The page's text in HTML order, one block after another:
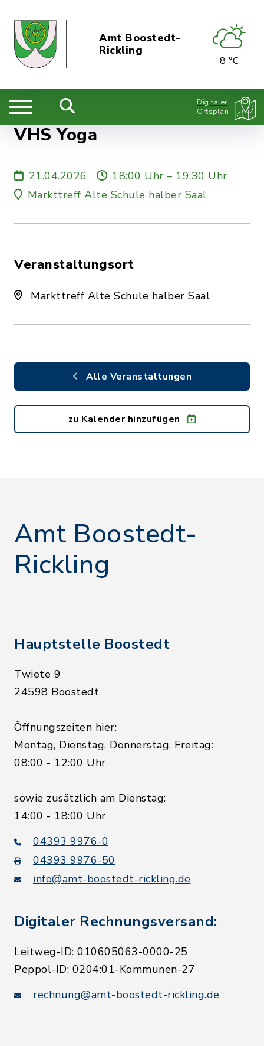
Amt Boostedt-
Rickling
8 °C
Digitaler
Ortsplan
VHS Yoga
21.04.2026
18:00 Uhr – 19:30 Uhr
Markttreff Alte Schule halber Saal
Veranstaltungsort
Markttreff Alte Schule halber Saal
Alle Veranstaltungen
zu Kalender hinzufügen
Amt Boostedt-
Rickling
Hauptstelle Boostedt
Twiete 9
24598 Boostedt
Öffnungszeiten hier:
Montag, Dienstag, Donnerstag, Freitag:
08:00 - 12:00 Uhr
sowie zusätzlich am Dienstag:
14:00 - 18:00 Uhr
04393 9976-0
04393 9976-50
info@amt-boostedt-rickling.de
Digitaler Rechnungsversand:
Leitweg-ID: 010605063-0000-25
Peppol-ID: 0204:01-Kommunen-27
rechnung@amt-boostedt-rickling.de